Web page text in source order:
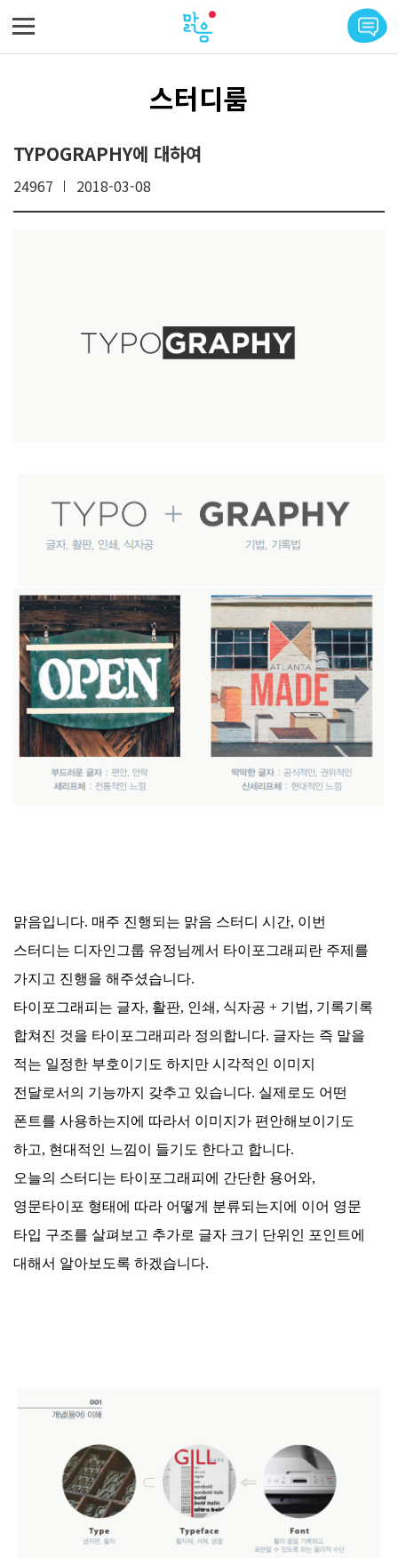
스터디룸
TYPOGRAPHY에 대하여
24967 2018-03-08
맑음입니다. 매주 진행되는 맑음 스터디 시간, 이번
스터디는 디자인그룹 유정님께서 타이포그래피란 주제를
가지고 진행을 해주셨습니다.
타이포그래피는 글자, 활판, 인쇄, 식자공 + 기법, 기록기록
합쳐진 것을 타이포그래피라 정의합니다. 글자는 즉 말을
적는 일정한 부호이기도 하지만 시각적인 이미지
전달로서의 기능까지 갖추고 있습니다. 실제로도 어떤
폰트를 사용하는지에 따라서 이미지가 편안해보이기도
하고, 현대적인 느낌이 들기도 한다고 합니다.
오늘의 스터디는 타이포그래피에 간단한 용어와,
영문타이포 형태에 따라 어떻게 분류되는지에 이어 영문
타입 구조를 살펴보고 추가로 글자 크기 단위인 포인트에
대해서 알아보도록 하겠습니다.